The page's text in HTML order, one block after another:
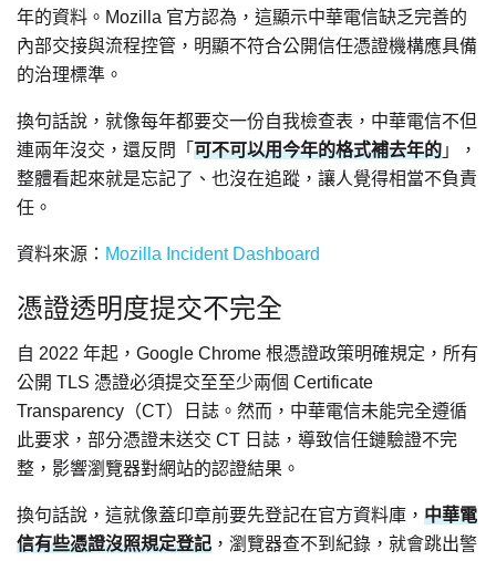
年的資料。Mozilla 官方認為，這顯示中華電信缺乏完善的
內部交接與流程控管，明顯不符合公開信任憑證機構應具備
的治理標準。
換句話說，就像每年都要交一份自我檢查表，中華電信不但
連兩年沒交，還反問「 可不可以用今年的格式補去年的 」，
整體看起來就是忘記了、也沒在追蹤，讓人覺得相當不負責
任。
資料來源： Mozilla Incident Dashboard
憑證透明度提交不完全
自 2022 年起，Google Chrome 根憑證政策明確規定，所有
公開 TLS 憑證必須提交至至少兩個 Certificate
Transparency（CT）日誌。然而，中華電信未能完全遵循
此要求，部分憑證未送交 CT 日誌，導致信任鏈驗證不完
整，影響瀏覽器對網站的認證結果。
換句話說，這就像蓋印章前要先登記在官方資料庫， 中華電
信有些憑證沒照規定登記 ，瀏覽器查不到紀錄，就會跳出警